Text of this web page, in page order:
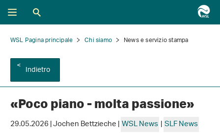
WSL Pagina principale Chi siamo News e servizio stampa
Indietro
«Poco piano - molta passione»
29.05.2026 | Jochen Bettzieche |WSL News|SLF News